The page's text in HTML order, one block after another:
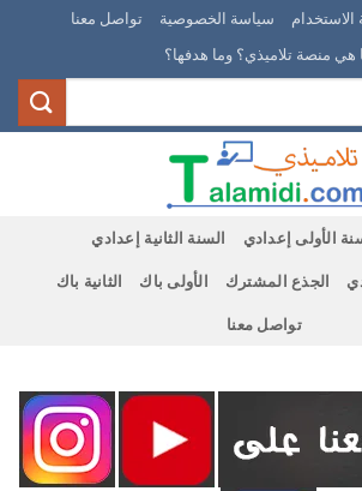
سياسة الخصوصية
تواصل معنا
هي منصة تلاميذي؟ وما هدفها؟
الأولى إعدادي السنة الثانية إعدادي
الجذع المشترك الأولى باك الثانية باك
تواصل معنا